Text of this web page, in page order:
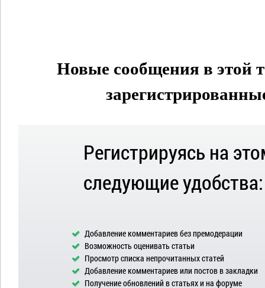
Новые сообщения в этой
Регистрируясь на
следующие удобства:
Добавление комментариев без премодерации
Возможность оценивать статьи
Просмотр списка непрочитанных статей
Добавление комментариев или постов в закладки
Получение обновлений в статьях и на форуме